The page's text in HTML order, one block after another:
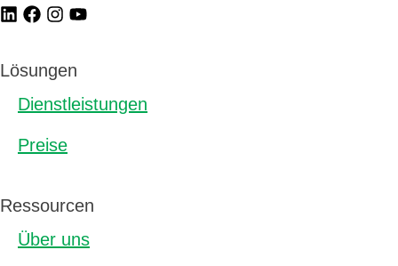
Lösungen
Dienstleistungen
Preise
Ressourcen
Über uns